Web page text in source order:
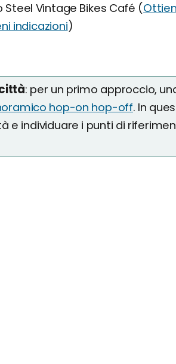
Steel Vintage Bikes Café (
indicazioni)
: per un primo approccio,
hop-on hop-off. In
e individuare i punti di